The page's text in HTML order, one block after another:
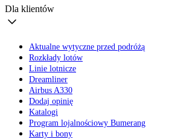
Dla klientów
Aktualne wytyczne przed podróżą
Rozkłady lotów
Linie lotnicze
Dreamliner
Airbus A330
Dodaj opinię
Katalogi
Program lojalnościowy Bumerang
Karty i bony